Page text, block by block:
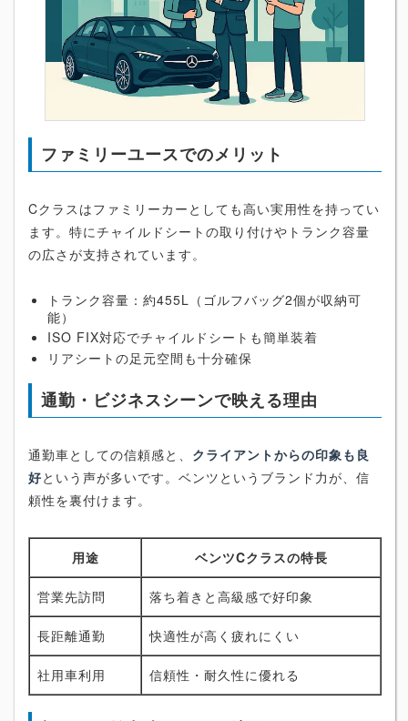
ファミリーユースでのメリット
Cクラスはファミリーカーとしても高い実用性を持ってい
ます。特にチャイルドシートの取り付けやトランク容量
の広さが支持されています。
トランク容量：約455L（ゴルフバッグ2個が収納可
能）
ISO FIX対応でチャイルドシートも簡単装着
リアシートの足元空間も十分確保
通勤・ビジネスシーンで映える理由
通勤車としての信頼感と、 クライアントからの印象も良
好という声が多いです。ベンツというブランド力が、信
頼性を裏付けます。
用途 ベンツCクラスの特長
営業先訪問 落ち着きと高級感で好印象
長距離通勤 快適性が高く疲れにくい
社用車利用 信頼性・耐久性に優れる